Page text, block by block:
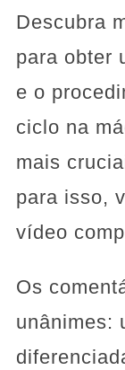
Descubra
para obter
e o
ciclo na
mais
para isso,
vídeo
Os
unânimes: